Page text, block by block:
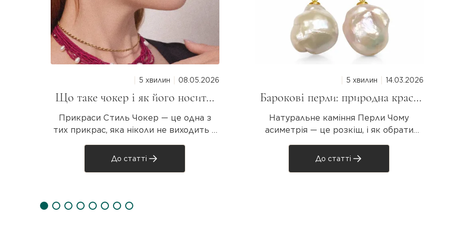
5 хвилин 08.05.2026
Що таке чокер і як його носити:
Прикраси Стиль Чокер — це одна з
тих прикрас, яка ніколи не виходить з
моди. Він то зникає з підіумів, то
повертається з новою силою. Але що
яка щіль..
До статті
5 хвилин 14.03.2026
Барокові перли: природна краса
Натуральне каміння Перли Чому
асиметрія — це розкіш, і як обрати
свою унікальну перлину Колекція
Baroque Pearls · AVE GEMS Якщо ви хоч
До статті